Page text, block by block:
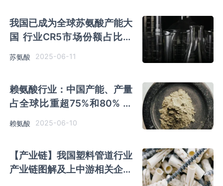
我国已成为全球苏氨酸产能大
国 行业CR5市场份额占比超
80% 梅花生物产能最高
苏氨酸 2025-06-11
赖氨酸行业：中国产能、产量
占全球比重超75%和80% 企
赖氨酸 2025-06-10
【产业链】我国塑料管道行业
产业链图解及上中游相关企业